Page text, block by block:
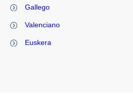
Gallego
Valenciano
Euskera